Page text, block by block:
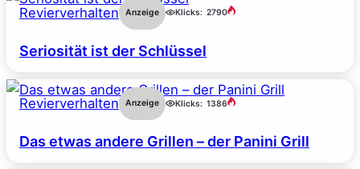
Revierverhalten Anzeige Klicks: 2790
Seriosität ist der Schlüssel
Revierverhalten Anzeige Klicks: 1386
Das etwas andere Grillen – der Panini Grill